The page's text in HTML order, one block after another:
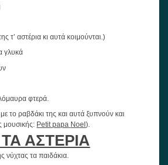
τ’ αστέρια κι αυτά κοιμούνται.)
γλυκά
φτερά.
το ραβδάκι της και αυτά ξυπνούν και
μουσικής: Petit papa Noel).
ΑΣΤΕΡΙΑ
νύχτας τα παιδάκια.